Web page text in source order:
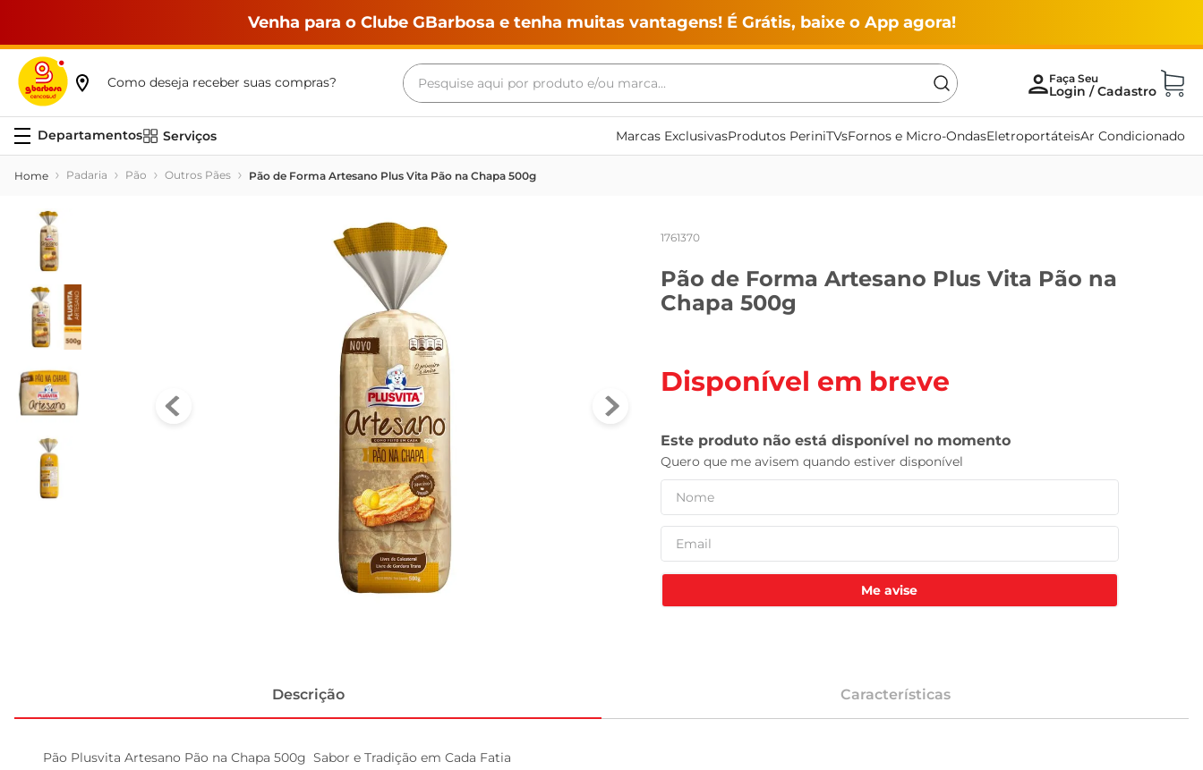
Venha para o Clube GBarbosa e tenha muitas vantagens! É Grátis, baixe o App agora!
Como deseja receber suas compras?
Pesquise aqui por produto e/ou marca...
Serviços Marcas ExclusivasProdutos PeriniTVsFornos e Micro-OndasEletroportáteisAr Condicionado
Padaria Pão Outros Pães Pão de Forma Artesano Plus Vita Pão na Chapa 500g
1761370
Pão de Forma Artesano Plus Vita Pão na
Chapa 500g
Disponível em breve
Me avise
Descrição Características
Pão Plusvita Artesano Pão na Chapa 500g  Sabor e Tradição em Cada Fatia
Termos mais buscados
maquina lavar
café
leite
vinho
tv